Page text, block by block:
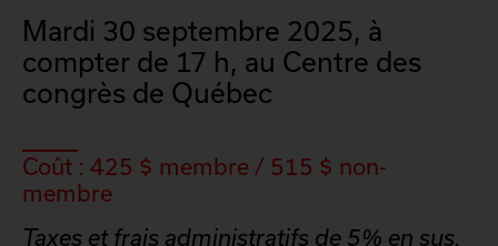
Mardi 30 septembre 2025, à
compter de 17 h, au Centre des
congrès de Québec
Coût : 425 $ membre / 515 $ non-
membre
Taxes et frais administratifs de 5% en sus.